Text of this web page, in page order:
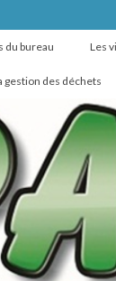
du bureau Les
gestion des déchets